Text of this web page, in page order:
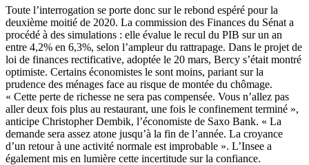
Toute l’interrogation se porte donc sur le rebond espéré pour la
deuxième moitié de 2020. La commission des Finances du Sénat a
procédé à des simulations : elle évalue le recul du PIB sur un an
entre 4,2% en 6,3%, selon l’ampleur du rattrapage. Dans le projet de
loi de finances rectificative, adoptée le 20 mars, Bercy s’était montré
optimiste. Certains économistes le sont moins, pariant sur la
prudence des ménages face au risque de montée du chômage.
« Cette perte de richesse ne sera pas compensée. Vous n’allez pas
aller deux fois plus au restaurant, une fois le confinement terminé »,
anticipe Christopher Dembik, l’économiste de Saxo Bank. « La
demande sera assez atone jusqu’à la fin de l’année. La croyance
d’un retour à une activité normale est improbable ». L’Insee a
également mis en lumière cette incertitude sur la confiance.